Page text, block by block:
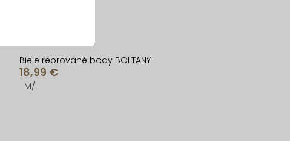
Biele rebrované body BOLTANY
18,99 €
M/L